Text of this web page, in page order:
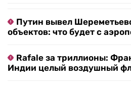
Путин вывел
объектов: что будет с
Rafale за триллионы:
Индии целый воздушный